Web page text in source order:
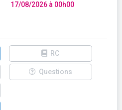
17/08/2026 à 00h00
RC
Questions